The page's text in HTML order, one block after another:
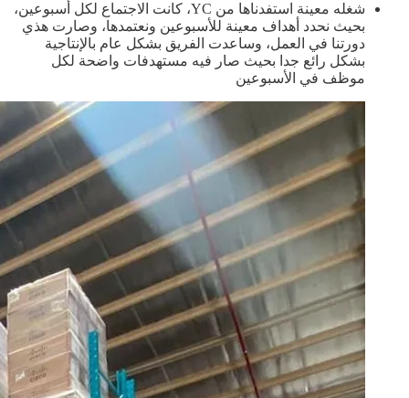
شغله معينة استفدناها من YC، كانت الاجتماع لكل أسبوعين،
بحيث نحدد أهداف معينة للأسبوعين ونعتمدها، وصارت هذي
دورتنا في العمل، وساعدت الفريق بشكل عام بالإنتاجية
بشكل رائع جدا بحيث صار فيه مستهدفات واضحة لكل
موظف في الأسبوعين